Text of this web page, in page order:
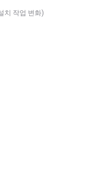
치 작업 변화)